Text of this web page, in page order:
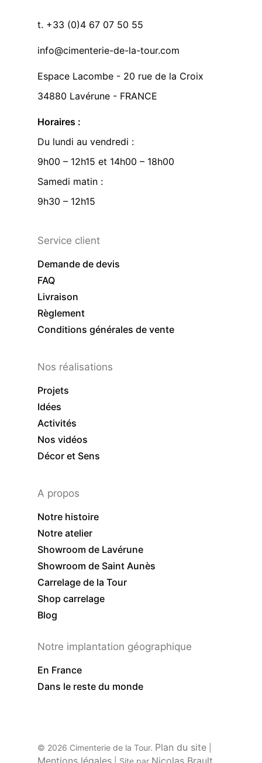
t. +33 (0)4 67 07 50 55
info@cimenterie-de-la-tour.com
Espace Lacombe - 20 rue de la Croix
34880 Lavérune - FRANCE
Horaires :
Du lundi au vendredi :
9h00 – 12h15 et 14h00 – 18h00
Samedi matin :
9h30 – 12h15
Service client
Demande de devis
FAQ
Livraison
Règlement
Conditions générales de vente
Nos réalisations
Projets
Idées
Activités
Nos vidéos
Décor et Sens
A propos
Notre histoire
Notre atelier
Showroom de Lavérune
Showroom de Saint Aunès
Carrelage de la Tour
Shop carrelage
Blog
Notre implantation géographique
En France
Dans le reste du monde
© 2026 Cimenterie de la Tour. Plan du site